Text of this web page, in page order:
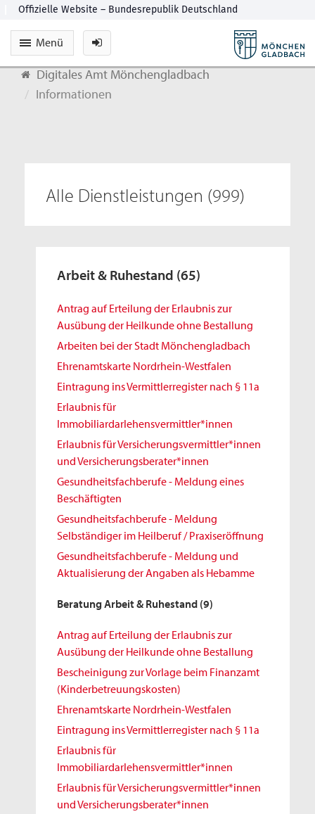
Menü
Digitales Amt Mönchengladbach
Informationen
Alle Dienstleistungen (999)
Arbeit & Ruhestand (65)
Antrag auf Erteilung der Erlaubnis zur
Ausübung der Heilkunde ohne Bestallung
Arbeiten bei der Stadt Mönchengladbach
Ehrenamtskarte Nordrhein-Westfalen
Eintragung ins Vermittlerregister nach § 11a
Erlaubnis für
Immobiliardarlehensvermittler*innen
Erlaubnis für Versicherungsvermittler*innen
und Versicherungsberater*innen
Gesundheitsfachberufe - Meldung eines
Beschäftigten
Gesundheitsfachberufe - Meldung
Selbständiger im Heilberuf / Praxiseröffnung
Gesundheitsfachberufe - Meldung und
Aktualisierung der Angaben als Hebamme
Beratung Arbeit & Ruhestand (9)
Antrag auf Erteilung der Erlaubnis zur
Ausübung der Heilkunde ohne Bestallung
Bescheinigung zur Vorlage beim Finanzamt
(Kinderbetreuungskosten)
Ehrenamtskarte Nordrhein-Westfalen
Eintragung ins Vermittlerregister nach § 11a
Erlaubnis für
Immobiliardarlehensvermittler*innen
Erlaubnis für Versicherungsvermittler*innen
und Versicherungsberater*innen